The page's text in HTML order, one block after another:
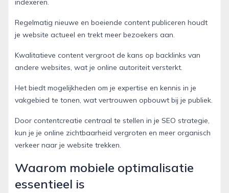
indexeren.
Regelmatig nieuwe en boeiende content publiceren houdt
je website actueel en trekt meer bezoekers aan.
Kwalitatieve content vergroot de kans op backlinks van
andere websites, wat je online autoriteit versterkt.
Het biedt mogelijkheden om je expertise en kennis in je
vakgebied te tonen, wat vertrouwen opbouwt bij je publiek.
Door contentcreatie centraal te stellen in je SEO strategie,
kun je je online zichtbaarheid vergroten en meer organisch
verkeer naar je website trekken.
Waarom mobiele optimalisatie
essentieel is